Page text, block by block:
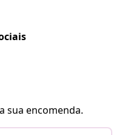
sua encomenda.